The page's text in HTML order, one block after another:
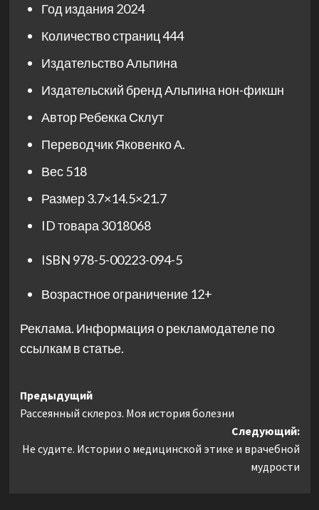
Год издания 2024
Количество страниц444
ИздательствоАльпина
Издательский брендАльпина нон-фикшн
АвторРебекка Склут
ПереводчикЯковенко А.
Вес518
Размер3.7×14.5×21.7
ID товара 3018068
ISBN 978-5-00223-094-5
Возрастное ограничение 12+
Реклама. Информация о рекламодателе по
ссылкам в статье.
Навигация
записи
Предыдущий
Рассеянный склероз. Моя история болезни
Следующий:
Не судите. Истории о медицинской этике и врачебной
мудрости